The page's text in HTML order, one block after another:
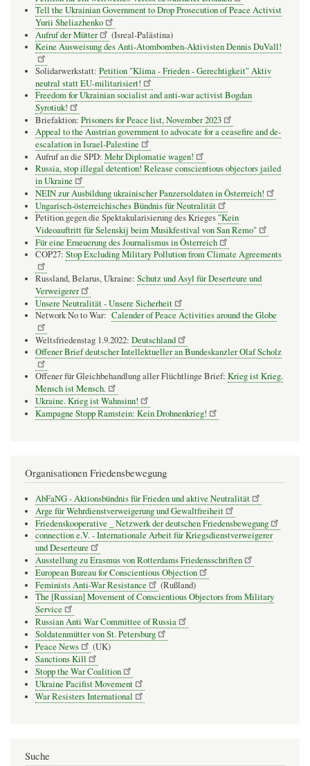
Tell the Ukrainian Government to Drop Prosecution of Peace Activist
Yurii Sheliazhenko
Aufruf der Mütter
(Isreal-Palästina)
Keine Ausweisung des Anti-Atombomben-Aktivisten Dennis DuVall!
Solidarwerkstatt: Petition "Klima - Frieden - Gerechtigkeit" Aktiv
neutral statt EU-militarisiert!
Freedom for Ukrainian socialist and anti-war activist Bogdan
Syrotiuk!
Briefaktion: Prisoners for Peace list, November 2023
Appeal to the Austrian government to advocate for a ceasefire and de-
escalation in Israel-Palestine
Aufruf an die SPD: Mehr Diplomatie wagen!
Russia, stop illegal detention! Release conscientious objectors jailed
in Ukraine
NEIN zur Ausbildung ukrainischer Panzersoldaten in Österreich!
Ungarisch-österreichisches Bündnis für Neutralität
Petition gegen die Spektakularisierung des Krieges "Kein
Videoauftritt für Selenskij beim Musikfestival von San Remo"
Für eine Erneuerung des Journalismus in Österreich
COP27: Stop Excluding Military Pollution from Climate Agreements
Russland, Belarus, Ukraine: Schutz und Asyl für Deserteure und
Verweigerer
Unsere Neutralität - Unsere Sicherheit
Network No to War: Calender of Peace Activities around the Globe
Weltsfriedenstag 1.9.2022: Deutschland
Offener Brief deutscher Intellektueller an Bundeskanzler Olaf Scholz
Offener für Gleichbehandlung aller Flüchtlinge Brief: Krieg ist Krieg.
Mensch ist Mensch.
Ukraine. Krieg ist Wahnsinn!
Kampagne Stopp Ramstein: Kein Drohnenkrieg!
Organisationen Friedensbewegung
AbFaNG - Aktionsbündnis für Frieden und aktive Neutralität
Arge für Wehrdienstverweigerung und Gewaltfreiheit
Friedenskooperative _ Netzwerk der deutschen Friedensbewegung
connection e.V. - Inter­na­tio­nale Arbeit für Kriegs­dienst­ver­wei­gerer
und Deser­teure
Ausstellung zu Erasmus von Rotterdams Friedensschriften
European Bureau for Conscientious Objection
Feminists Anti-War Resistance
(Rußland)
The [Russian] Movement of Conscientious Objectors from Military
Service
Russian Anti War Committee of Russia
Soldatenmütter von St. Petersburg
Peace News
(UK)
Sanctions Kill
Stopp the War Coalition
Ukraine Pacifist Movement
War Resisters International
Suche